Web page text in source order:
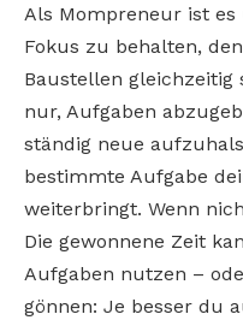
Als Mompreneur ist
Fokus zu behalten,
Baustellen gleichzeitig
nur, Aufgaben
ständig neue
bestimmte Aufgabe
weiterbringt. Wenn
Die gewonnene Zeit
Aufgaben nutzen –
gönnen: Je besser du